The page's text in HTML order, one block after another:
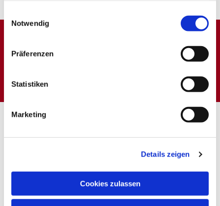
Notwendig
Präferenzen
Statistiken
Marketing
Details zeigen
Cookies zulassen
Dies könnte Sie auch